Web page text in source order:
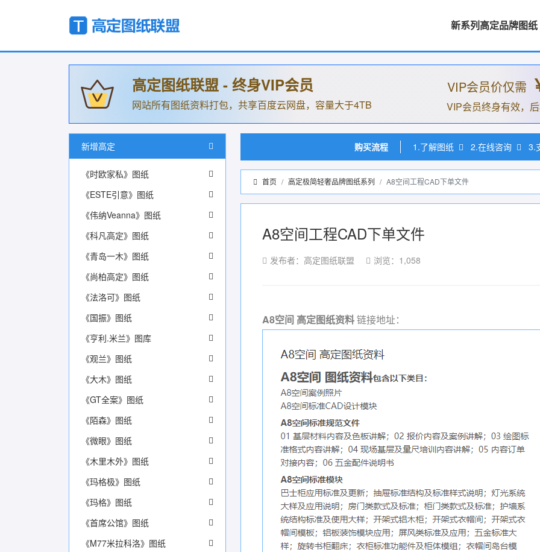
新系列高定品牌图纸
高定图纸联盟 - 终身VIP会员
网站所有图纸资料打包，共享百度云网盘，容量大于4TB
VIP会员价仅需
VIP会员终身有效，
新增高定
《时欧家私》图纸
《ESTE引意》图纸
《伟纳Veanna》图纸
《科凡高定》图纸
《青岛一木》图纸
《尚柏高定》图纸
《法洛可》图纸
《国振》图纸
《亨利.米兰》图库
《观兰》图纸
《大木》图纸
《GT全案》图纸
《陌森》图纸
《微眼》图纸
《木里木外》图纸
《玛格极》图纸
《玛格》图纸
《首席公馆》图纸
《M77米拉科洛》图纸
购买流程 1.了解图纸 2.在线咨询 3.
首页 高定极简轻奢品牌图纸系列 A8空间工程CAD下单文件
A8空间工程CAD下单文件
发布者：高定图纸联盟 浏览：1,058
A8空间 高定图纸资料链接地址：